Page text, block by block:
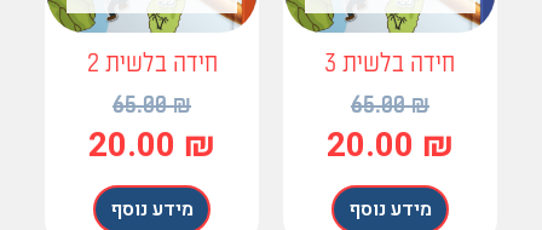
חידה בלשית 3
65.00
20.00
מידע נוסף
חידה בלשית 2
65.00
20.00
מידע נוסף